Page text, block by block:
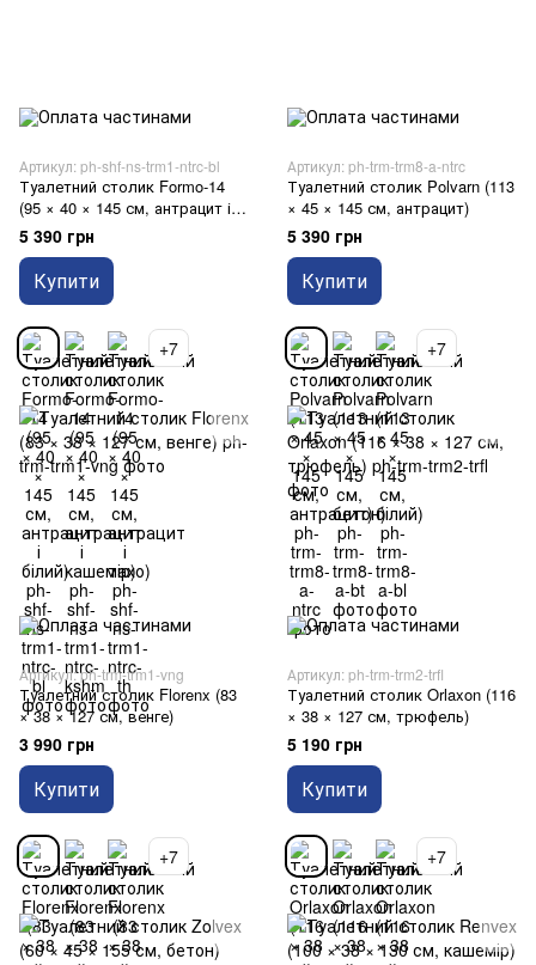
Артикул: ph-shf-ns-trm1-ntrc-bl
Туалетний столик Formo-14
(95 × 40 × 145 см, антрацит і
білий)
5 390 грн
Купити
+7
Артикул: ph-trm-trm8-a-ntrc
Туалетний столик Polvarn (113
× 45 × 145 см, антрацит)
5 390 грн
Купити
+7
Артикул: ph-trm-trm1-vng
Туалетний столик Florenx (83
× 38 × 127 см, венге)
3 990 грн
Купити
+7
Артикул: ph-trm-trm2-trfl
Туалетний столик Orlaxon (116
× 38 × 127 см, трюфель)
5 190 грн
Купити
+7